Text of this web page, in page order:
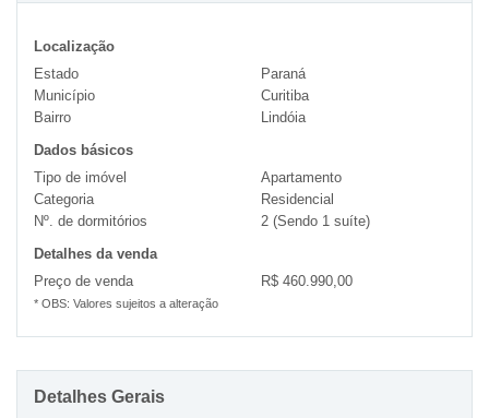
Localização
Estado
Paraná
Município
Curitiba
Bairro
Lindóia
Dados básicos
Tipo de imóvel
Apartamento
Categoria
Residencial
Nº. de dormitórios
2 (Sendo 1 suíte)
Detalhes da venda
Preço de venda
R$ 460.990,00
* OBS: Valores sujeitos a alteração
Detalhes Gerais